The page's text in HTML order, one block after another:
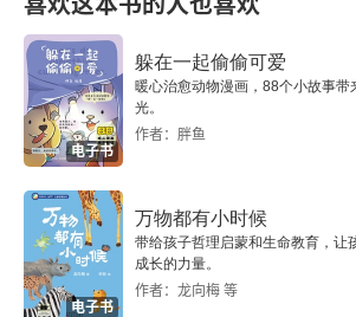
五 大同句律产生的创作背景
六 五言诗单句律化进程与表意功能发
附录
附考 周颙行年考略
中编 唐代“齐梁体”诗考论
电子书
躲在一起偷偷可爱
暖心治愈动物漫画，88个小故事带
光。
作者：胖鱼
电子书
万物都有小时候
带给孩子哲理启蒙和生命教育，让
成长的力量。
作者：龙向梅 等